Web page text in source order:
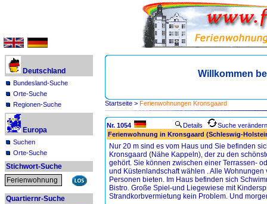
Deutschland
Bundesland-Suche
Orte-Suche
Regionen-Suche
Europa
Suchen
Orte-Suche
Stichwort-Suche
Quartiernr-Suche
Willkommen
Startseite > Ferienwohnungen Kronsgaard
Nr. 1054 Details
Suche verändern
Ferienwohnung in Kronsgaard (Schleswig-
Nur 20 m sind es vom Haus und Sie befinden
Kronsgaard (Nähe Kappeln), der zu den
gehört. Sie können zwischen einer Terrassen-
und Küstenlandschaft wählen . Alle
Personen bieten. Im Haus befinden sich
Bistro. Große Spiel-und Liegewiese mit
Strandkorbvermietung kein Problem. Und